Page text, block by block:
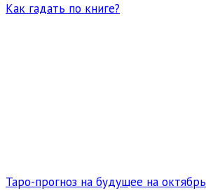
Как гадать по книге?
Таро-прогноз на будущее на октябрь